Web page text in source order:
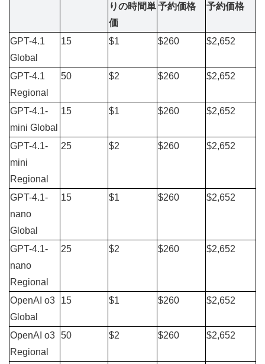
りの時間単
価
予約価格
予約価格
GPT-4.1
Global
15 $1 $260 $2,652
GPT-4.1
Regional
50 $2 $260 $2,652
GPT-4.1-
mini Global
15 $1 $260 $2,652
GPT-4.1-
mini
Regional
25 $2 $260 $2,652
GPT-4.1-
nano
Global
15 $1 $260 $2,652
GPT-4.1-
nano
Regional
25 $2 $260 $2,652
OpenAI o3
Global
15 $1 $260 $2,652
OpenAI o3
Regional
50 $2 $260 $2,652